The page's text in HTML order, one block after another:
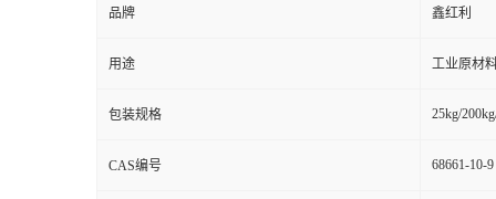
品牌 鑫红利
用途 工业原材
包装规格 25kg/
CAS编号 68661-10-9